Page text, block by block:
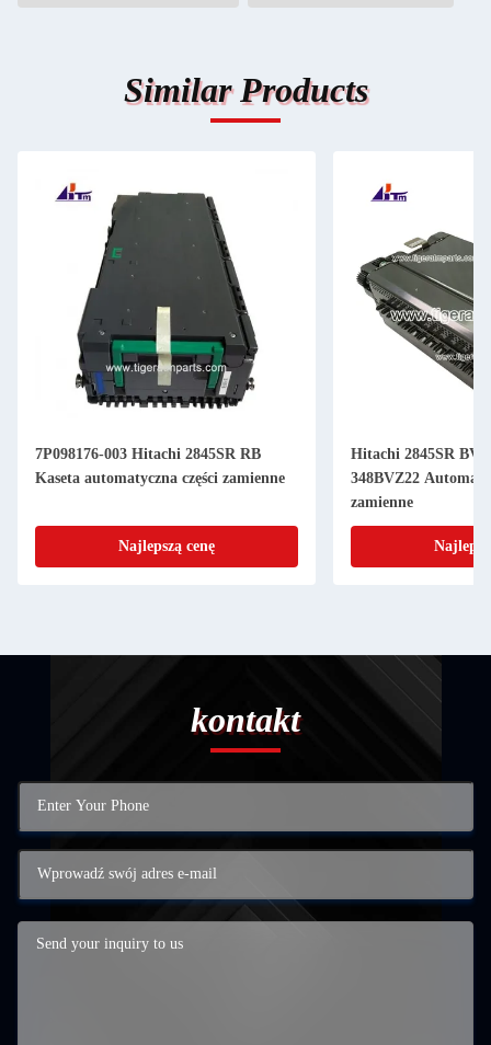
Similar Products
7P098176-003 Hitachi 2845SR RB
Kaseta automatyczna części zamienne
Najlepszą cenę
Hitachi 2845SR BV
348BVZ22
zamienne
kontakt